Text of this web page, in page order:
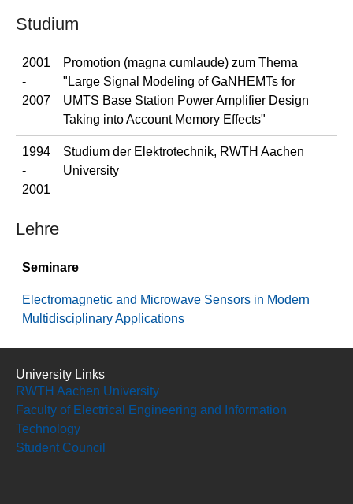
Studium
2001
-
2007
Promotion (magna cumlaude) zum Thema
"Large Signal Modeling of GaNHEMTs for
UMTS Base Station Power Amplifier Design
Taking into Account Memory Effects"
1994
-
2001
Studium der Elektrotechnik, RWTH Aachen
University
Lehre
Seminare
Electromagnetic and Microwave Sensors in Modern
Multidisciplinary Applications
University Links
RWTH Aachen University
Faculty of Electrical Engineering and Information
Technology
Student Council